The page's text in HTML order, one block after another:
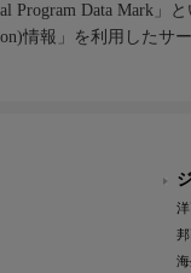
Program Data Mark」
情報」を利用したサ